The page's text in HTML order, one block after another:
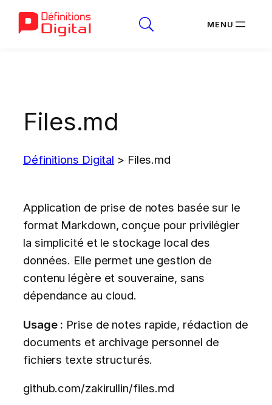
Files.md
Définitions Digital > Files.md
Application de prise de notes basée sur le
format Markdown, conçue pour privilégier
la simplicité et le stockage local des
données. Elle permet une gestion de
contenu légère et souveraine, sans
dépendance au cloud.
Usage : Prise de notes rapide, rédaction de
documents et archivage personnel de
fichiers texte structurés.
github.com/zakirullin/files.md